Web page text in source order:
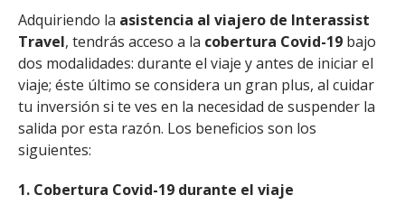
Adquiriendo la asistencia al viajero de Interassist
Travel, tendrás acceso a la cobertura Covid-19 bajo
dos modalidades: durante el viaje y antes de iniciar el
viaje; éste último se considera un gran plus, al cuidar
tu inversión si te ves en la necesidad de suspender la
salida por esta razón. Los beneficios son los
siguientes:
1. Cobertura Covid-19 durante el viaje